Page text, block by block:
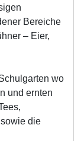
Bereiche
– Eier,
wo
und ernten
die